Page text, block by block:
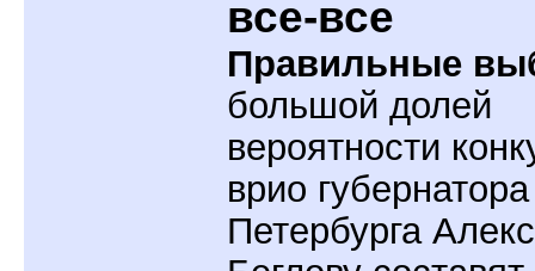
все-все
Правильные
большой долей
вероятности
врио губернатора
Петербурга